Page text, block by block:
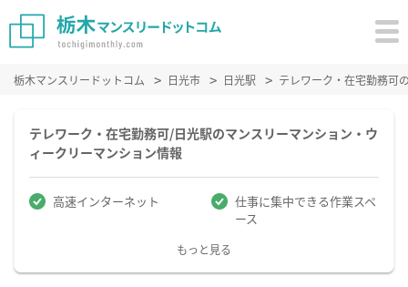
栃木マンスリードットコム 日光市 日光駅 テレワーク・在宅勤務可
テレワーク・在宅勤務可/日光駅のマンスリーマンション・ウ
ィークリーマンション情報
高速インターネット
仕事に集中できる作業スペ
ース
もっと見る